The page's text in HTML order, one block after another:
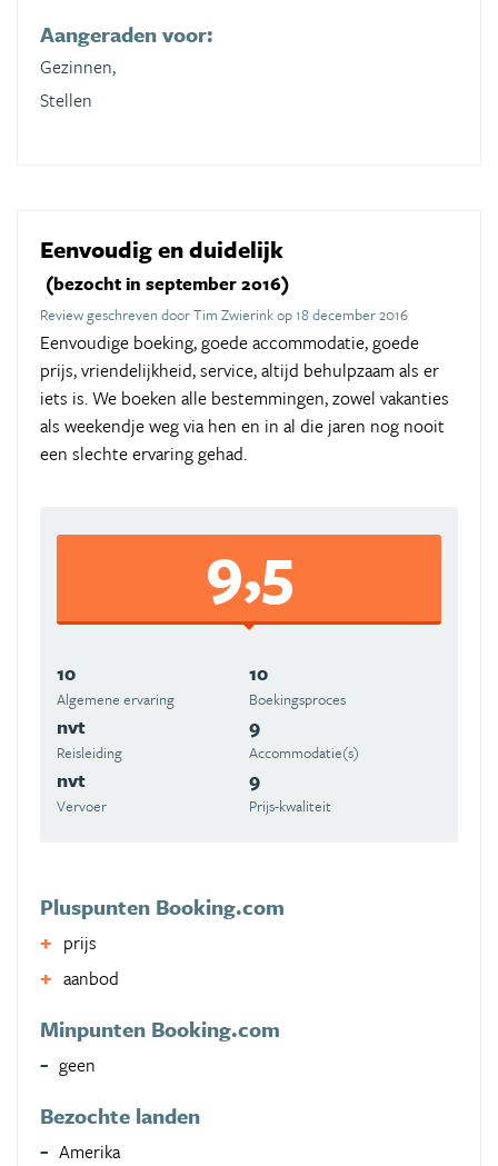
Aangeraden voor:
Gezinnen,
Stellen
Eenvoudig en duidelijk
(bezocht in september 2016)
Review geschreven door Tim Zwierink op 18 december 2016
Eenvoudige boeking, goede accommodatie, goede
prijs, vriendelijkheid, service, altijd behulpzaam als er
iets is. We boeken alle bestemmingen, zowel vakanties
als weekendje weg via hen en in al die jaren nog nooit
een slechte ervaring gehad.
9,5
10
Algemene ervaring
10
Boekingsproces
nvt
Reisleiding
9
Accommodatie(s)
nvt
Vervoer
9
Prijs-kwaliteit
Pluspunten Booking.com
prijs
aanbod
Minpunten Booking.com
geen
Bezochte landen
Amerika